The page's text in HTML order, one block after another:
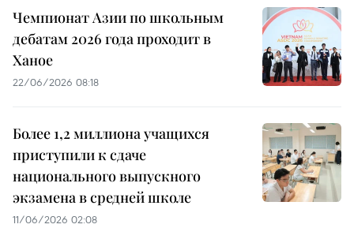
Чемпионат Азии по школьным
дебатам 2026 года проходит в
Ханое
22/06/2026 08:18
Более 1,2 миллиона учащихся
приступили к сдаче
национального выпускного
экзамена в средней школе
11/06/2026 02:08